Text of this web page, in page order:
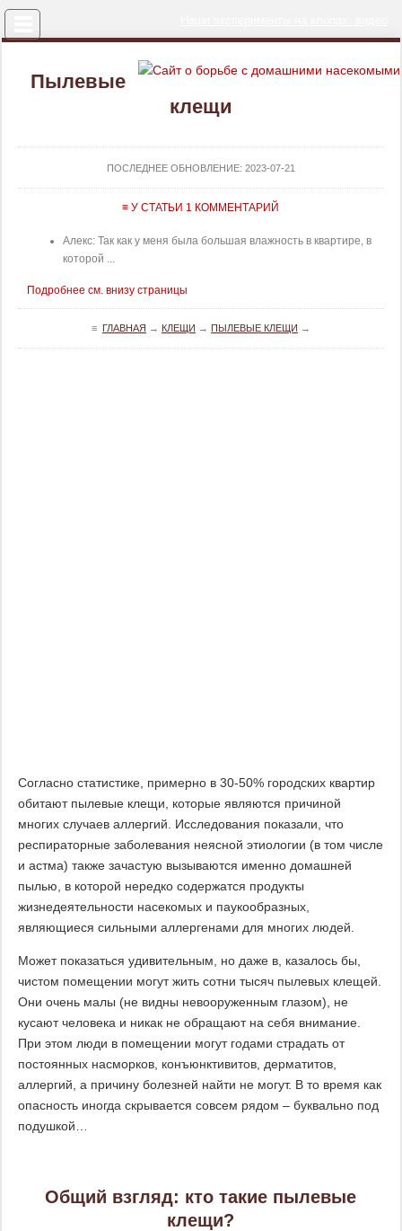
Пылевые
клещи
ПОСЛЕДНЕЕ ОБНОВЛЕНИЕ: 2023-07-21
≡ У СТАТЬИ 1 КОММЕНТАРИЙ
Алекс: Так как у меня была большая влажность в квартире, в
которой ...
Подробнее см. внизу страницы
≡ ГЛАВНАЯ → КЛЕЩИ → ПЫЛЕВЫЕ КЛЕЩИ →
Согласно статистике, примерно в 30-50% городских квартир
обитают пылевые клещи, которые являются причиной
многих случаев аллергий. Исследования показали, что
респираторные заболевания неясной этиологии (в том числе
и астма) также зачастую вызываются именно домашней
пылью, в которой нередко содержатся продукты
жизнедеятельности насекомых и паукообразных,
являющиеся сильными аллергенами для многих людей.
Может показаться удивительным, но даже в, казалось бы,
чистом помещении могут жить сотни тысяч пылевых клещей.
Они очень малы (не видны невооруженным глазом), не
кусают человека и никак не обращают на себя внимание.
При этом люди в помещении могут годами страдать от
постоянных насморков, конъюнктивитов, дерматитов,
аллергий, а причину болезней найти не могут. В то время как
опасность иногда скрывается совсем рядом – буквально под
подушкой…
Общий взгляд: кто такие пылевые
клещи?